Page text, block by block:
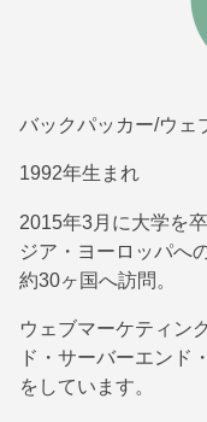
バックパッカー/ウェ
1992年生まれ
2015年3月に大学を
ジア・ヨーロッパへ
約30ヶ国へ訪問。
ウェブマーケティン
ド・サーバーエンド
をしています。